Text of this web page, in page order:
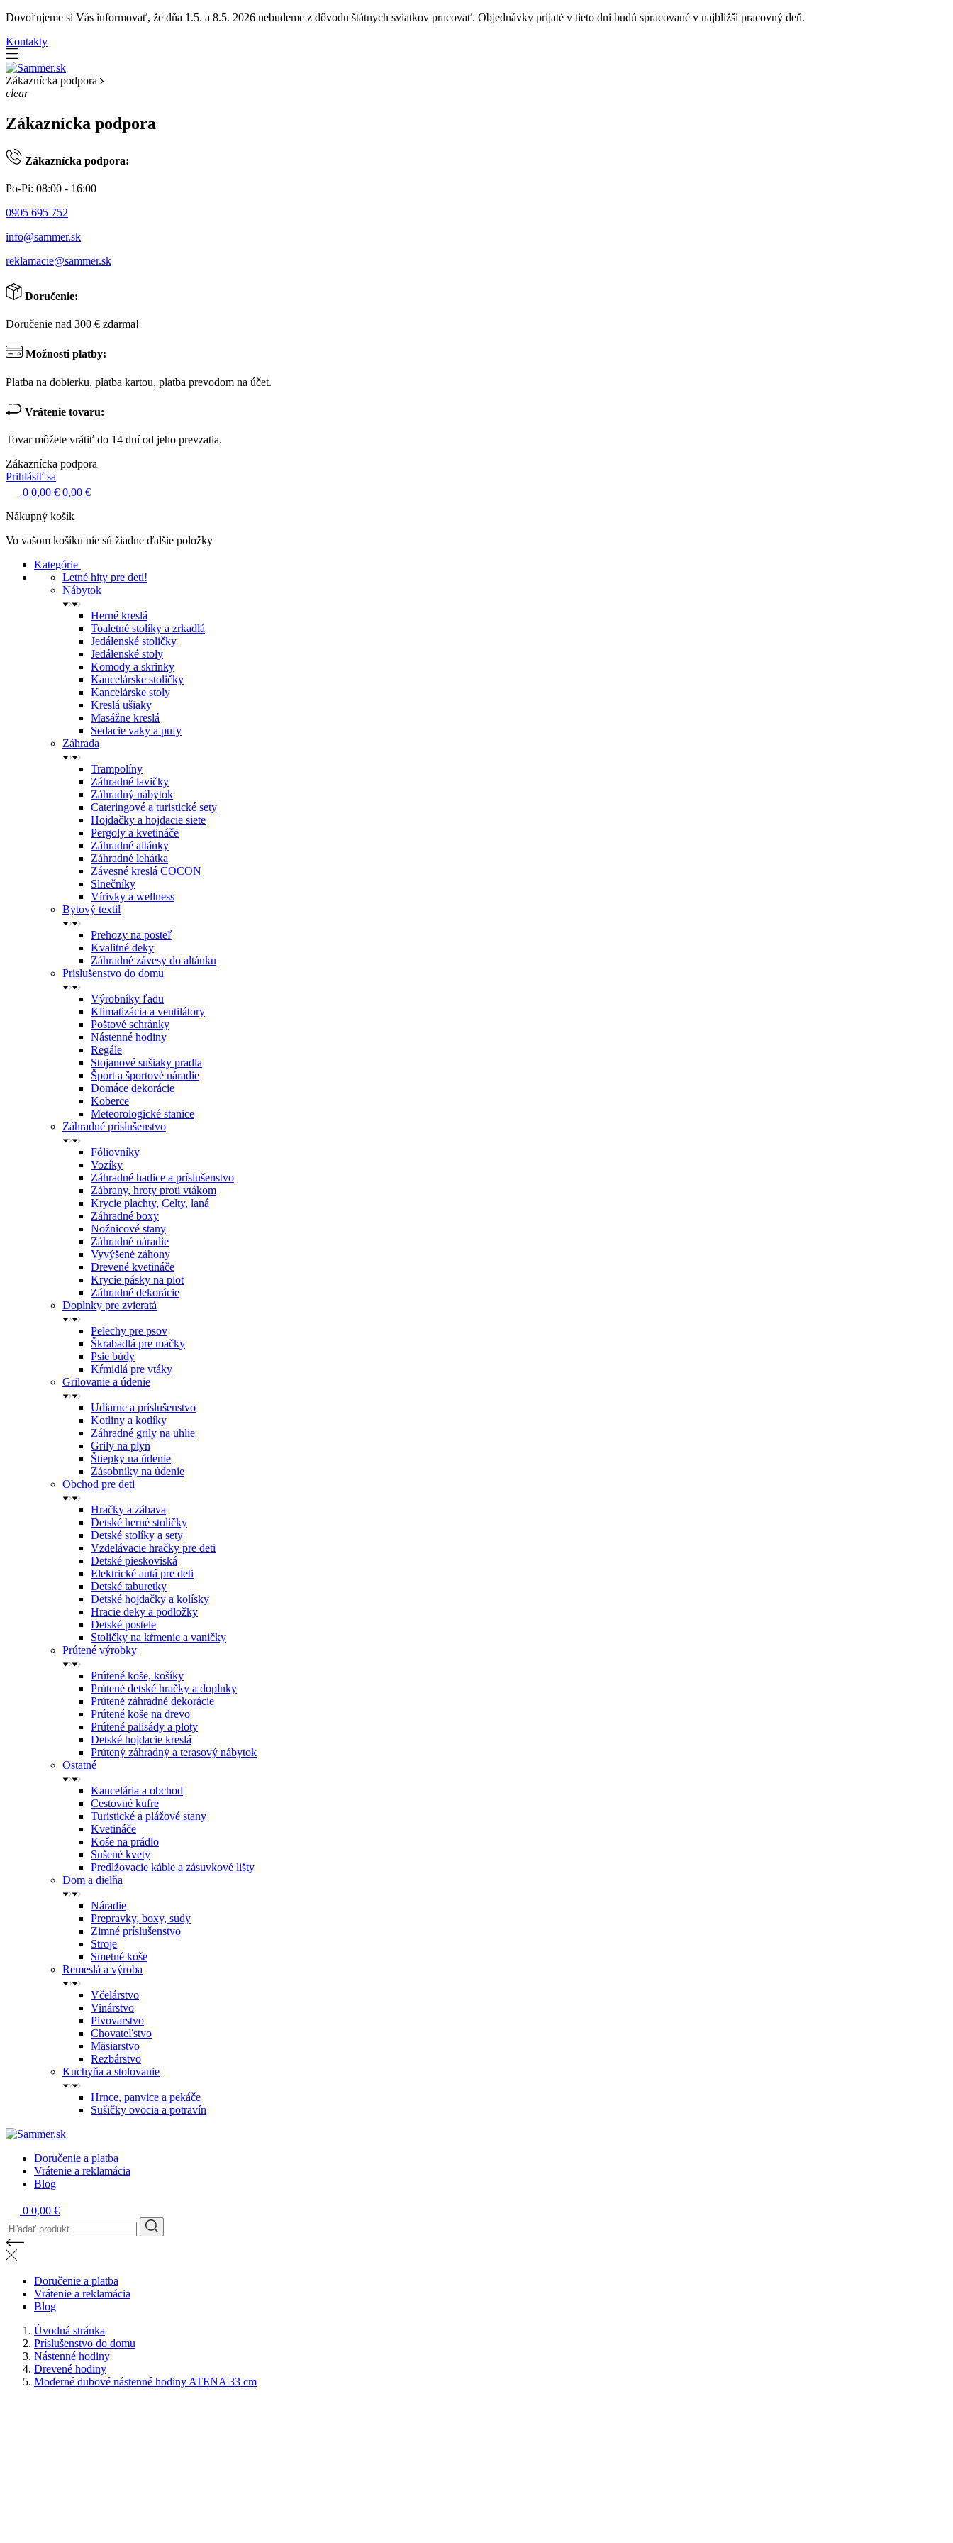
Dovoľujeme si Vás informovať, že dňa 1.5. a 8.5. 2026 nebudeme z dôvodu štátnych sviatkov pracovať. Objednávky prijaté v tieto dni budú spracované v najbližší pracovný deň.
Kontakty
Zákaznícka podpora
clear
Zákaznícka podpora
Zákaznícka podpora:
Po-Pi: 08:00 - 16:00
0905 695 752
info@sammer.sk
reklamacie@sammer.sk
Doručenie:
Doručenie nad 300 € zdarma!
Možnosti platby:
Platba na dobierku, platba kartou, platba prevodom na účet.
Vrátenie tovaru:
Tovar môžete vrátiť do 14 dní od jeho prevzatia.
Zákaznícka podpora
Prihlásiť sa
0 0,00 € 0,00 €
Nákupný košík
Vo vašom košíku nie sú žiadne ďalšie položky
Kategórie
Letné hity pre deti!
Nábytok
Herné kreslá
Toaletné stolíky a zrkadlá
Jedálenské stoličky
Jedálenské stoly
Komody a skrinky
Kancelárske stoličky
Kancelárske stoly
Kreslá ušiaky
Masážne kreslá
Sedacie vaky a pufy
Záhrada
Trampolíny
Záhradné lavičky
Záhradný nábytok
Cateringové a turistické sety
Hojdačky a hojdacie siete
Pergoly a kvetináče
Záhradné altánky
Záhradné lehátka
Závesné kreslá COCON
Slnečníky
Vírivky a wellness
Bytový textil
Prehozy na posteľ
Kvalitné deky
Záhradné závesy do altánku
Príslušenstvo do domu
Výrobníky ľadu
Klimatizácia a ventilátory
Poštové schránky
Nástenné hodiny
Regále
Stojanové sušiaky pradla
Šport a športové náradie
Domáce dekorácie
Koberce
Meteorologické stanice
Záhradné príslušenstvo
Fóliovníky
Vozíky
Záhradné hadice a príslušenstvo
Zábrany, hroty proti vtákom
Krycie plachty, Celty, laná
Záhradné boxy
Nožnicové stany
Záhradné náradie
Vyvýšené záhony
Drevené kvetináče
Krycie pásky na plot
Záhradné dekorácie
Doplnky pre zvieratá
Pelechy pre psov
Škrabadlá pre mačky
Psie búdy
Kŕmidlá pre vtáky
Grilovanie a údenie
Udiarne a príslušenstvo
Kotliny a kotlíky
Záhradné grily na uhlie
Grily na plyn
Štiepky na údenie
Zásobníky na údenie
Obchod pre deti
Hračky a zábava
Detské herné stoličky
Detské stolíky a sety
Vzdelávacie hračky pre deti
Detské pieskoviská
Elektrické autá pre deti
Detské taburetky
Detské hojdačky a kolísky
Hracie deky a podložky
Detské postele
Stoličky na kŕmenie a vaničky
Prútené výrobky
Prútené koše, košíky
Prútené detské hračky a doplnky
Prútené záhradné dekorácie
Prútené koše na drevo
Prútené palisády a ploty
Detské hojdacie kreslá
Prútený záhradný a terasový nábytok
Ostatné
Kancelária a obchod
Cestovné kufre
Turistické a plážové stany
Kvetináče
Koše na prádlo
Sušené kvety
Predlžovacie káble a zásuvkové lišty
Dom a dielňa
Náradie
Prepravky, boxy, sudy
Zimné príslušenstvo
Stroje
Smetné koše
Remeslá a výroba
Včelárstvo
Vinárstvo
Pivovarstvo
Chovateľstvo
Mäsiarstvo
Rezbárstvo
Kuchyňa a stolovanie
Hrnce, panvice a pekáče
Sušičky ovocia a potravín
Doručenie a platba
Vrátenie a reklamácia
Blog
0 0,00 €
Doručenie a platba
Vrátenie a reklamácia
Blog
Úvodná stránka
Príslušenstvo do domu
Nástenné hodiny
Drevené hodiny
Moderné dubové nástenné hodiny ATENA 33 cm